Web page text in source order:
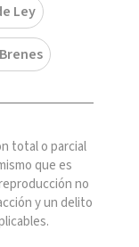
Ley
total o parcial
que es
no
y un delito